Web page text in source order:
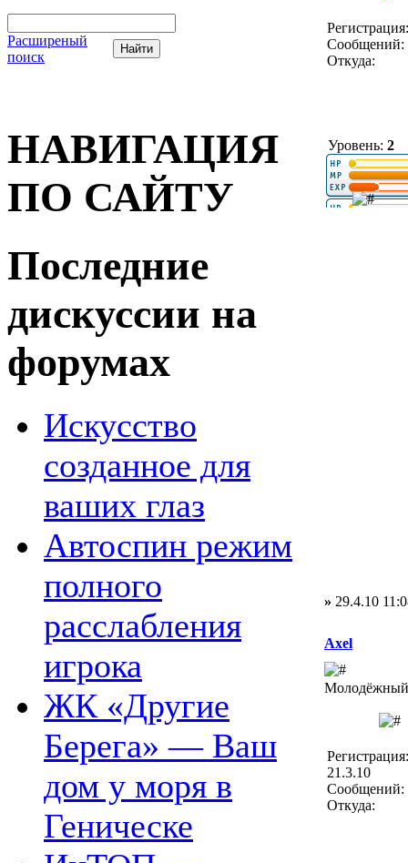
Расширеный
поиск
НАВИГАЦИЯ
ПО САЙТУ
Последние
дискуссии на
форумах
Искусство
созданное для
ваших глаз
Автоспин режим
полного
расслабления
игрока
ЖК «Другие
Берега» — Ваш
дом у моря в
Геническе
Сообщений:
Откуда:
Уровень: 2
» 29.4.10
Axel
Молодёжный
Регистрация:
21.3.10
Сообщений:
Откуда: